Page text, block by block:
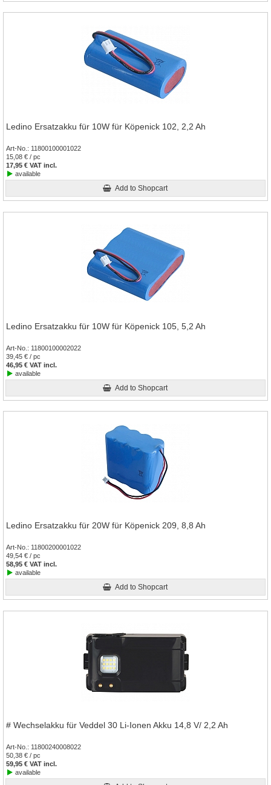
Ledino Ersatzakku für 10W für Köpenick 102, 2,2 Ah
Art-No.
11800100001022
15,08 € / pc
17,95 € VAT incl.
available
Add to Shopcart
Ledino Ersatzakku für 10W für Köpenick 105, 5,2 Ah
Art-No.
11800100002022
39,45 € / pc
46,95 € VAT incl.
available
Add to Shopcart
Ledino Ersatzakku für 20W für Köpenick 209, 8,8 Ah
Art-No.
11800200001022
49,54 € / pc
58,95 € VAT incl.
available
Add to Shopcart
# Wechselakku für Veddel 30 Li-Ionen Akku 14,8 V/ 2,2 Ah
Art-No.
11800240008022
50,38 € / pc
59,95 € VAT incl.
available